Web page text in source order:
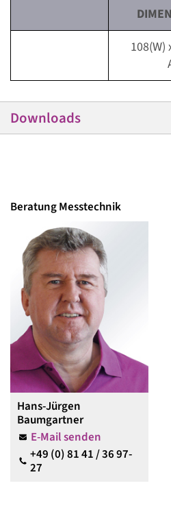
108(W)
Downloads
Beratung Messtechnik
Hans-Jürgen
Baumgartner
E-Mail senden
+49 (0) 81 41 / 36 97-
27